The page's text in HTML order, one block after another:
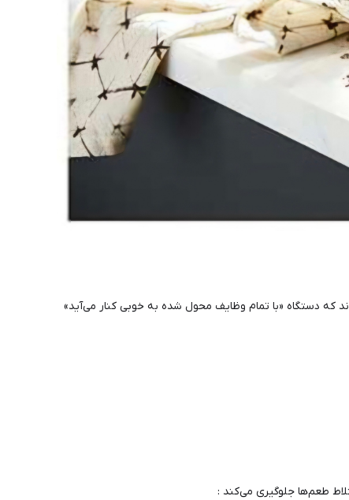
که دستگاه «با تمام وظایف محول شده به خوبی کنار می‌آید»
طعم‌ها جلوگیری می‌کند :